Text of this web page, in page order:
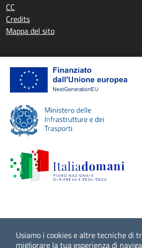
Usiamo i cookies e altre tecniche di
migliorare la tua esperienza di
CC
Credits
Mappa del sito